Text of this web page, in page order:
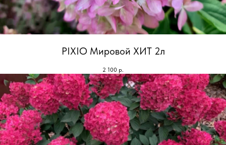
PIXIO Мировой ХИТ 2л
2 100 р.